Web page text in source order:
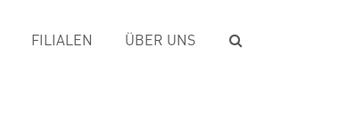
FILIALEN ÜBER UNS